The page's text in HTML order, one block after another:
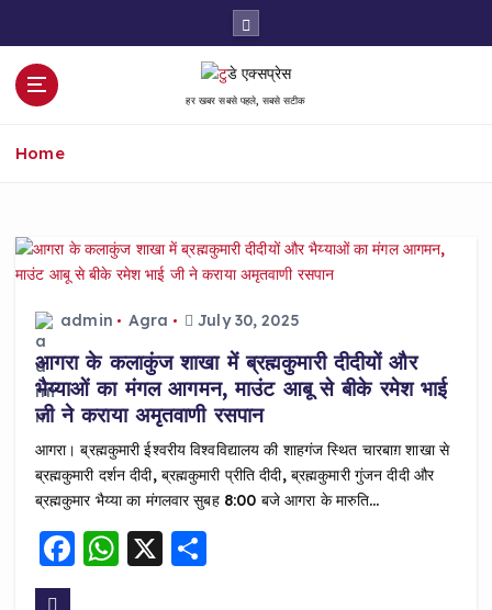
हर खबर सबसे पहले, सबसे सटीक
Home
admin Agra July 30, 2025
आगरा के कलाकुंज शाखा में ब्रह्मकुमारी दीदीयों और
भैय्याओं का मंगल आगमन, माउंट आबू से बीके रमेश भाई
जी ने कराया अमृतवाणी रसपान
आगरा। ब्रह्मकुमारी ईश्वरीय विश्वविद्यालय की शाहगंज स्थित चारबाग़ शाखा से
ब्रह्मकुमारी दर्शन दीदी, ब्रह्मकुमारी प्रीति दीदी, ब्रह्मकुमारी गुंजन दीदी और
ब्रह्मकुमार भैय्या का मंगलवार सुबह 8:00 बजे आगरा के मारुति…
F WX S